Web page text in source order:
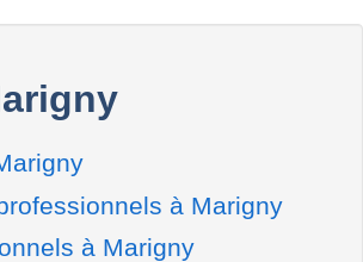
à Marigny
à Marigny